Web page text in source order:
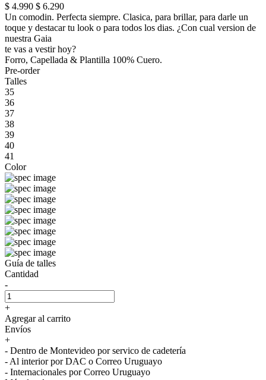
$ 4.990 $ 6.290
Un comodin. Perfecta siempre. Clasica, para brillar, para darle un
toque y destacar tu look o para todos los dias. ¿Con cual version de
nuestra Gaia
te vas a vestir hoy?
Forro, Capellada & Plantilla 100% Cuero.
Pre-order
Talles
35
36
37
38
39
40
41
Color
Guía de talles
Cantidad
-
+
Agregar al carrito
Envíos
+
- Dentro de Montevideo por servico de cadetería
- Al interior por DAC o Correo Uruguayo
- Internacionales por Correo Uruguayo